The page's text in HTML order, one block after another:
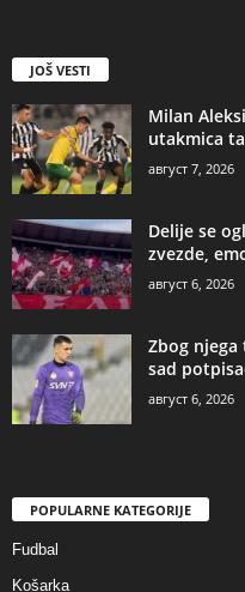
JOŠ VESTI
Milan
utakmica
август 7, 2026
Delije se
zvezde,
август 6, 2026
Zbog
sad
август 6, 2026
POPULARNE KATEGORIJE
Fudbal
Košarka